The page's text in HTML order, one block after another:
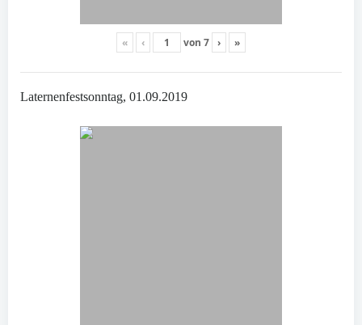
« ‹ von 7 › »
Laternenfestsonntag, 01.09.2019